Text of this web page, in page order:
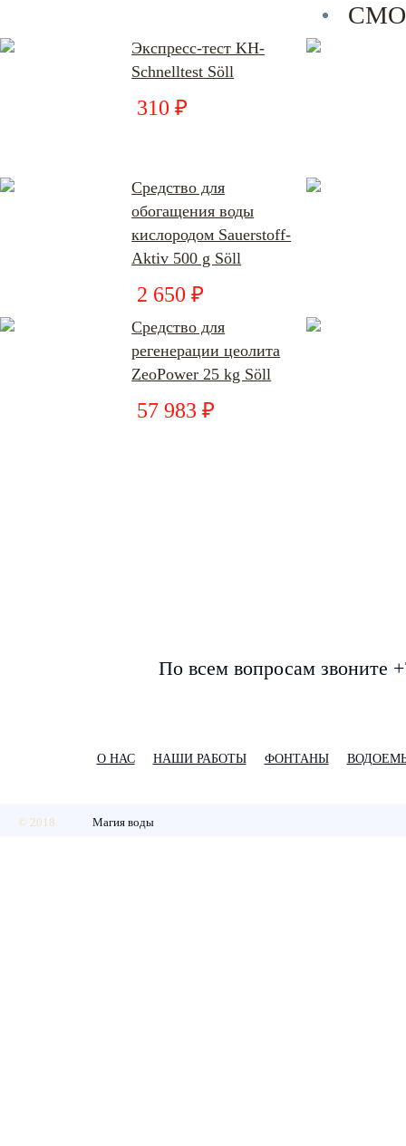
Экспресс-тест KH-
Schnelltest Söll
310 ₽
Средство для
обогащения воды
кислородом Sauerstoff-
Aktiv 500 g Söll
2 650 ₽
Средство для
регенерации цеолита
ZeoPower 25 kg Söll
57 983 ₽
По всем вопросам звоните
О НАС НАШИ РАБОТЫ ФОНТАНЫ
© 2018 Магия воды